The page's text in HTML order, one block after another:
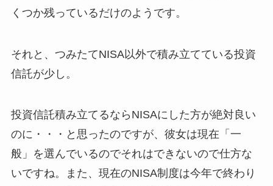
くつか残っているだけのようです。
それと、 つみたてNISA以外で積み立てている投資
信託が少し。
投資信託積み立てるならNISAにした方が絶対良い
のに・・・と思ったのですが、彼女は現在「一
般」を選んでいるのでそれはできないので仕方な
いですね。また、現在のNISA制度は今年で終わり